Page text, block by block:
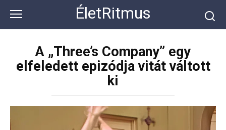
контенту
ÉletRitmus
A „Three’s Company” egy
elfeledett epizódja vitát váltott
ki